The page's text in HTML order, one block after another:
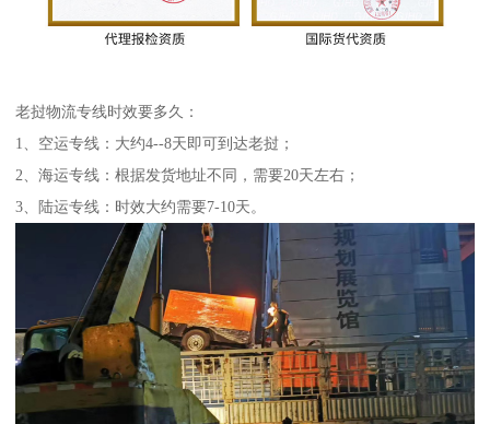
老挝物流专线时效要多久：
1、空运专线：大约4--8天即可到达老挝；
2、海运专线：根据发货地址不同，需要20天左右；
3、陆运专线：时效大约需要7-10天。